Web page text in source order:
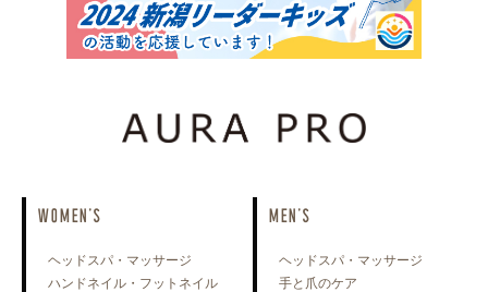
WOMEN'S
ヘッドスパ・マッサージ
ハンドネイル・フットネイル
MEN'S
ヘッドスパ・マッサージ
手と爪のケア